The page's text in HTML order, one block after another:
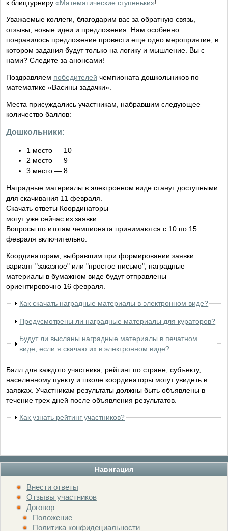
Навигация
Внести ответы
Отзывы участников
Договор
Положение
Политика конфидециальности
к блицтурниру «Математические ступеньки»!
Уважаемые коллеги, благодарим вас за обратную связь,
отзывы, новые идеи и предложения. Нам особенно
понравилось предложение провести еще одно мероприятие, в
котором задания будут только на логику и мышление. Вы с
нами? Следите за анонсами!
Поздравляем победителей чемпионата дошкольников по
математике «Васины задачки».
Места присуждались участникам, набравшим следующее
количество баллов:
Дошкольники:
1 место — 10
2 место — 9
3 место — 8
Наградные материалы в электронном виде станут доступными
для скачивания 11 февраля.
Скачать ответы Координаторы
могут уже сейчас из заявки.
Вопросы по итогам чемпионата принимаются с 10 по 15
февраля включительно.
Координаторам, выбравшим при формировании заявки
вариант "заказное" или "простое письмо", наградные
материалы в бумажном виде будут отправлены
ориентировочно 16 февраля.
Как скачать наградные материалы в электронном виде?
Предусмотрены ли наградные материалы для кураторов?
Будут ли высланы наградные материалы в печатном
виде, если я скачаю их в электронном виде?
Балл для каждого участника, рейтинг по стране, субъекту,
населенному пункту и школе координаторы могут увидеть в
заявках. Участникам результаты должны быть объявлены в
течение трех дней после объявления результатов.
Как узнать рейтинг участников?